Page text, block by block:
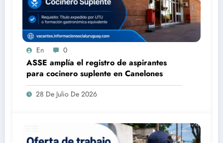
En 0
ASSE amplía el registro de aspirantes
para cocinero suplente en Canelones
28 De Julio De 2026